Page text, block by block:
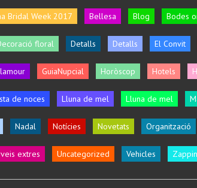
Bridal Week 2017 Bellesa Blog Bodes
floral Detalls Detalls El Convit
GuiaNupcial Horòscop Hotels
de noces Lluna de mel Lluna de mel
Nadal Notícies Novetats Organització
extres Uncategorized Vehicles